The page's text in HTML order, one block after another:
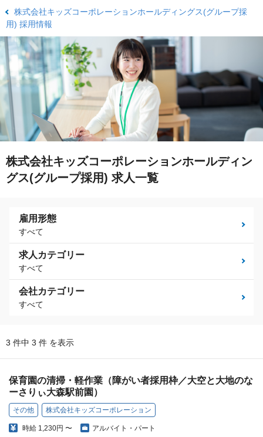
株式会社キッズコーポレーションホールディングス(グループ採
用) 採用情報
株式会社キッズコーポレーションホールディン
グス(グループ採用) 求人一覧
雇用形態
すべて
求人カテゴリー
すべて
会社カテゴリー
すべて
3 件中 3 件 を表示
保育園の清掃・軽作業（障がい者採用枠／大空と大地のな
ーさりぃ大森駅前園）
その他 株式会社キッズコーポレーション
時給 1,230円 〜 アルバイト・パート